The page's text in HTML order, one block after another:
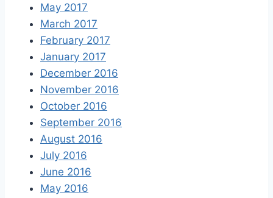
May 2017
March 2017
February 2017
January 2017
December 2016
November 2016
October 2016
September 2016
August 2016
July 2016
June 2016
May 2016